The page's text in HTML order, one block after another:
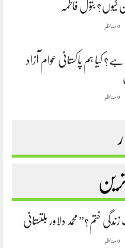
بتول فاطمہ
0مناظر
کیا ہم پاکستانی عوام آزاد
0مناظر
ختم؟” محمد دلاور بلتستانی
0مناظر